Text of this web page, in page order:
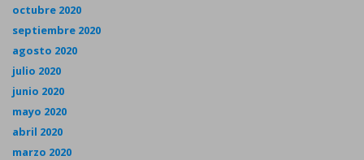
octubre 2020
septiembre 2020
agosto 2020
julio 2020
junio 2020
mayo 2020
abril 2020
marzo 2020